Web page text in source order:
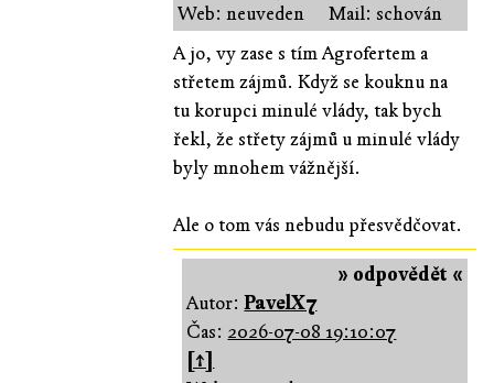
Web: neuveden
Mail: schován
A jo, vy zase s tím Agrofertem a
střetem zájmů. Když se kouknu na
tu korupci minulé vlády, tak bych
řekl, že střety zájmů u minulé vlády
byly mnohem vážnější.
Ale o tom vás nebudu přesvědčovat.
» odpovědět «
Autor:PavelX7
Čas: 2026-07-08 19:10:07
[↑]